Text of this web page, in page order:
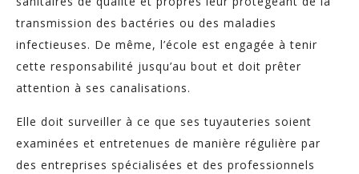
transmission des bactéries ou des maladies
infectieuses. De même, l’école est engagée à tenir
cette responsabilité jusqu’au bout et doit prêter
attention à ses canalisations.
Elle doit surveiller à ce que ses tuyauteries soient
examinées et entretenues de manière régulière par
des entreprises spécialisées et des professionnels